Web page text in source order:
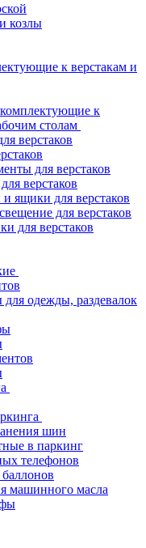
козлы
к верстакам и
к
столам
верстаков
для верстаков
верстаков
ящики для верстаков
для верстаков
для верстаков
одежды, раздевалок
шин
в паркинг
телефонов
машинного масла